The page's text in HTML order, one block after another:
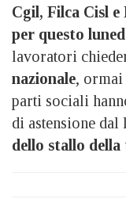
Cgil, Filca Cisl
per questo
lavoratori
nazionale, ormai
parti sociali
di astensione dal
dello stallo